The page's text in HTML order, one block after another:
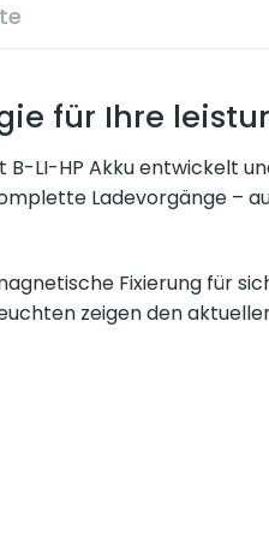
für Ihre
LI-HP Akku entwickelt
Ladevorgänge –
Fixierung für
zeigen den